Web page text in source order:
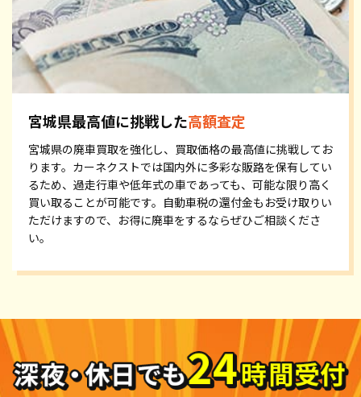
宮城県最高値に挑戦した高額査定
宮城県の廃車買取を強化し、買取価格の最高値に挑戦してお
ります。カーネクストでは国内外に多彩な販路を保有してい
るため、過走行車や低年式の車であっても、可能な限り高く
買い取ることが可能です。自動車税の還付金もお受け取りい
ただけますので、お得に廃車をするならぜひご相談くださ
い。